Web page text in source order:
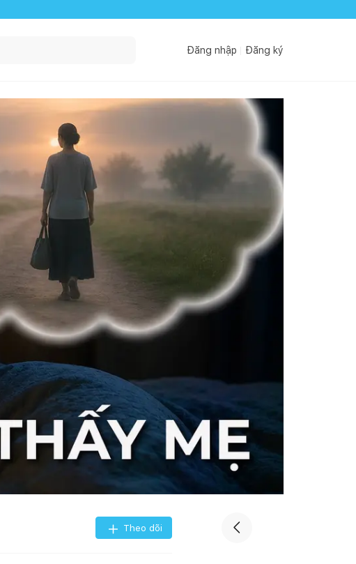
Đăng nhập Đăng ký
Theo dõi